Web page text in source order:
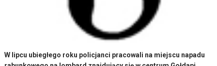
W lipcu ubiegłego roku policjanci pracowali na miejscu napadu